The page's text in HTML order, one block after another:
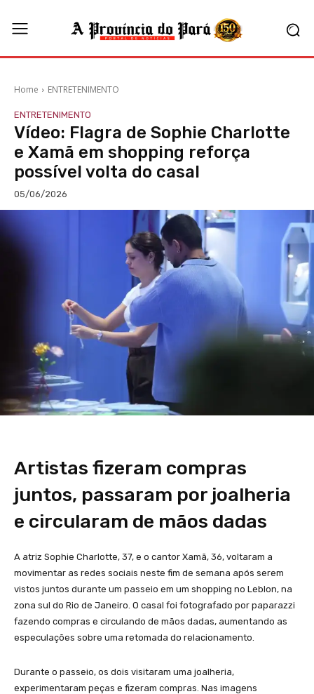
Home ENTRETENIMENTO
ENTRETENIMENTO
Vídeo: Flagra de Sophie Charlotte
e Xamã em shopping reforça
possível volta do casal
05/06/2026
Artistas fizeram compras
juntos, passaram por joalheria
e circularam de mãos dadas
A atriz Sophie Charlotte, 37, e o cantor Xamã, 36, voltaram a
movimentar as redes sociais neste fim de semana após serem
vistos juntos durante um passeio em um shopping no Leblon, na
zona sul do Rio de Janeiro. O casal foi fotografado por paparazzi
fazendo compras e circulando de mãos dadas, aumentando as
especulações sobre uma retomada do relacionamento.
Durante o passeio, os dois visitaram uma joalheria,
experimentaram peças e fizeram compras. Nas imagens